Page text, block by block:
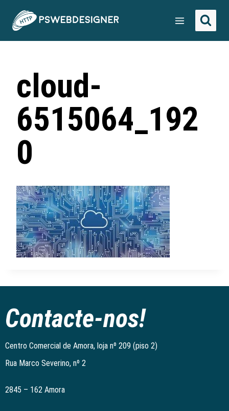
cloud-
6515064_192
0
Contacte-nos!
Centro Comercial de Amora, loja nº 209 (piso 2)
Rua Marco Severino, nº 2
2845 – 162 Amora